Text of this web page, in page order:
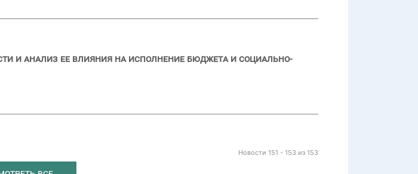
и анализ ее влияния на исполнение бюджета и социально-
Новости 151 - 153 из 153